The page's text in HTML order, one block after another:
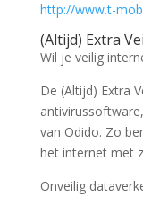
http://www.t-
(Altijd) Extra
Wil je veilig
De (Altijd) Extra
van Odido. Zo
het internet met
Onveilig